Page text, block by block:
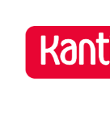
राष्ट्रिय
समाचार